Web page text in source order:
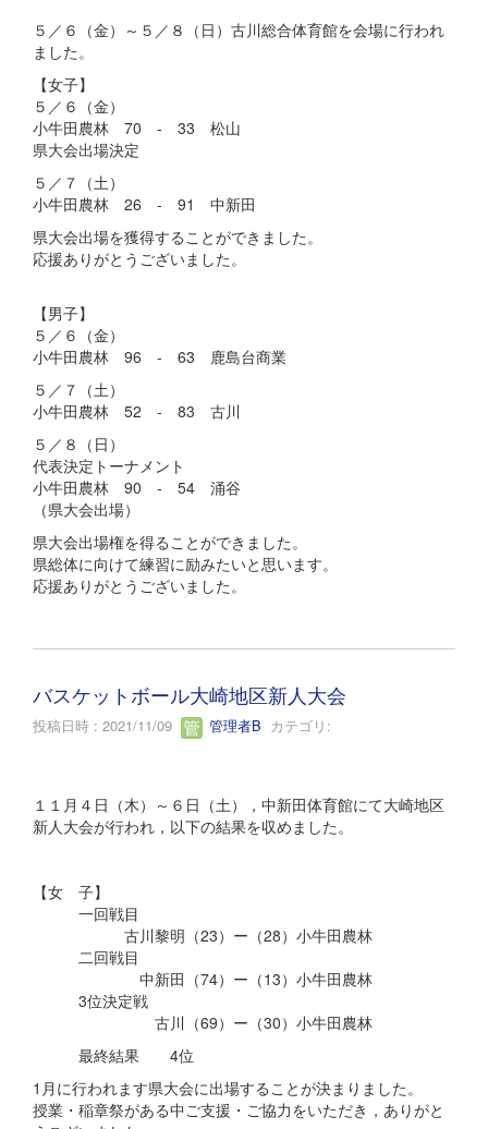
５／６（金）～５／８（日）古川総合体育館を会場に行われ
ました。
【女子】
５／６（金）
小牛田農林 70 - 33 松山
県大会出場決定
５／７（土）
小牛田農林 26 - 91 中新田
県大会出場を獲得することができました。
応援ありがとうございました。
【男子】
５／６（金）
小牛田農林 96 - 63 鹿島台商業
５／７（土）
小牛田農林 52 - 83 古川
５／８（日）
代表決定トーナメント
小牛田農林 90 - 54 涌谷
（県大会出場）
県大会出場権を得ることができました。
県総体に向けて練習に励みたいと思います。
応援ありがとうございました。
バスケットボール大崎地区新人大会
投稿日時 : 2021/11/09 管理者B カテゴリ:
１１月４日（木）～６日（土），中新田体育館にて大崎地区
新人大会が行われ，以下の結果を収めました。
【女 子】
一回戦目
古川黎明（23）ー（28）小牛田農林
二回戦目
中新田（74）ー（13）小牛田農林
3位決定戦
古川（69）ー（30）小牛田農林
最終結果 4位
1月に行われます県大会に出場することが決まりました。
授業・稲章祭がある中ご支援・ご協力をいただき，ありがと